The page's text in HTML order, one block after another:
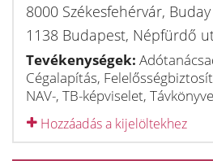
8000 Székesfehérvár,
1138 Budapest, Népfürdő
Tevékenységek:
Cégalapítás,
NAV-, TB-képviselet,
Hozzáadás a kijelöltekhez